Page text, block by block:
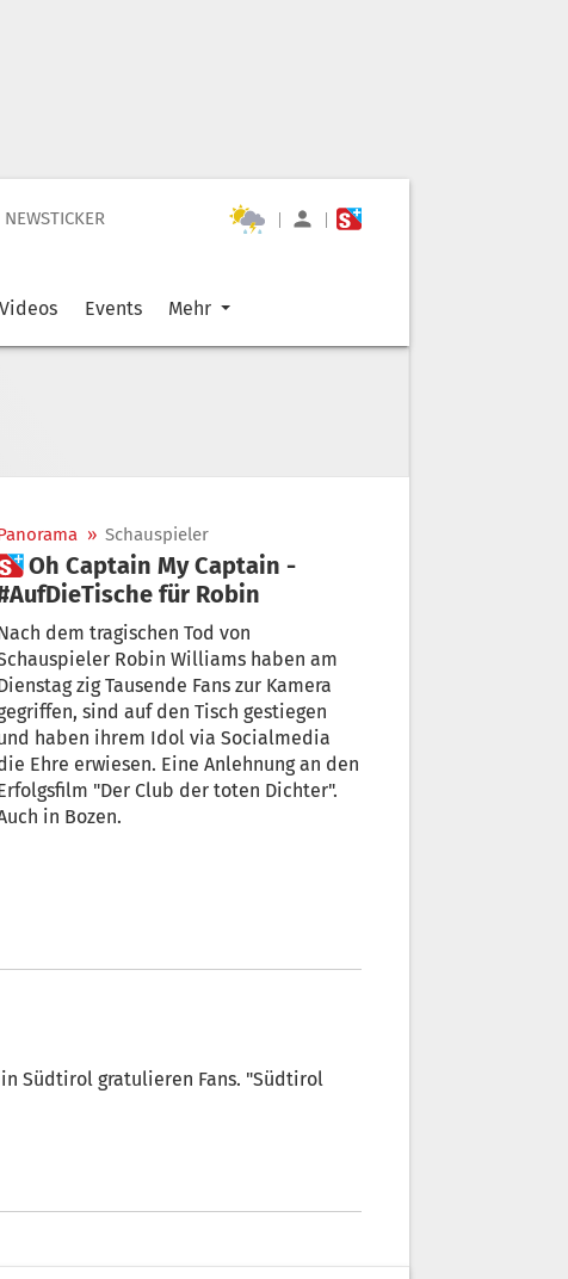
| |
Videos Events Mehr
» Schauspieler
My Captain -
für Robin
dem tragischen Tod von
Robin Williams haben am
zig Tausende Fans zur Kamera
sind auf den Tisch gestiegen
haben ihrem Idol via Socialmedia
Ehre erwiesen. Eine Anlehnung an den
"Der Club der toten Dichter".
in Bozen.
Südtirol gratulieren Fans. "Südtirol